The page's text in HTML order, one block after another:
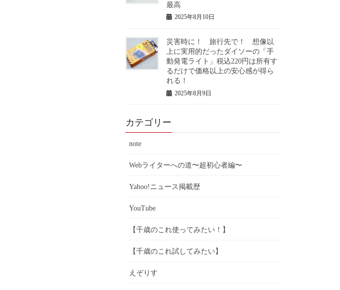
最高
2025年8月10日
災害時に！ 旅行先で！ 想像以
上に実用的だったダイソーの「手
動発電ライト」税込220円は所有す
るだけで価格以上の安心感が得ら
れる！
2025年8月9日
カテゴリー
note
Webライターへの道〜超初心者編〜
Yahoo!ニュース掲載歴
YouTube
【千歳のこれ使ってみたい！】
【千歳のこれ試してみたい】
えぞりす